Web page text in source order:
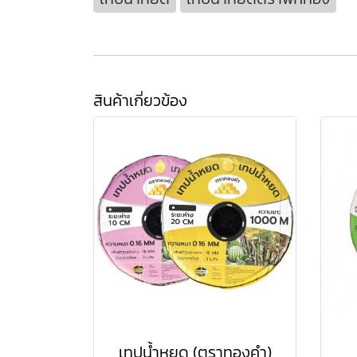
สินค้าเกี่ยวข้อง
เทปน้ำหยด (ตราทองคำ)